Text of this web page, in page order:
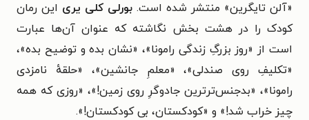
«آلن تایگرین» منتشر شده است. بورلی کلی یری این رمان
کودک را در هشت بخش نگاشته که عنوان آن‌ها عبارت
است از «روز بزرگِ زندگی رامونا»، «نشان بده و توضیح بده»،
«تکلیفِ روی صندلی»، «معلمِ جانشین»، «حلقهٔ نامزدی
رامونا»، «بدجنس‌ترترین جادوگرِ روی زمین!»، «روزی که همه
چیز خراب شد!» و «کودکستان، بی کودکستان!».